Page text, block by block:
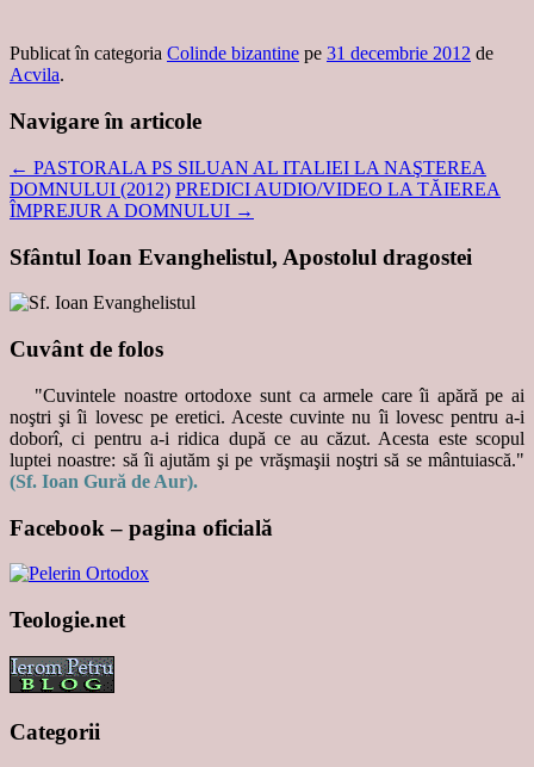
Publicat în categoria Colinde bizantine pe 31 decembrie 2012 de
Acvila.
Navigare în articole
← PASTORALA PS SILUAN AL ITALIEI LA NAŞTEREA
DOMNULUI (2012) PREDICI AUDIO/VIDEO LA TĂIEREA
ÎMPREJUR A DOMNULUI →
Sfântul Ioan Evanghelistul, Apostolul dragostei
Cuvânt de folos
"Cuvintele noastre ortodoxe sunt ca armele care îi apără pe ai
noştri şi îi lovesc pe eretici. Aceste cuvinte nu îi lovesc pentru a-i
doborî, ci pentru a-i ridica după ce au căzut. Acesta este scopul
luptei noastre: să îi ajutăm şi pe vrăşmaşii noştri să se mântuiască."
(Sf. Ioan Gură de Aur).
Facebook – pagina oficială
Teologie.net
Categorii